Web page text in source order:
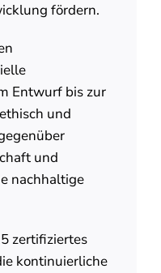
fördern.
Entwurf bis zur
und
und
nachhaltige
zertifiziertes
kontinuierliche